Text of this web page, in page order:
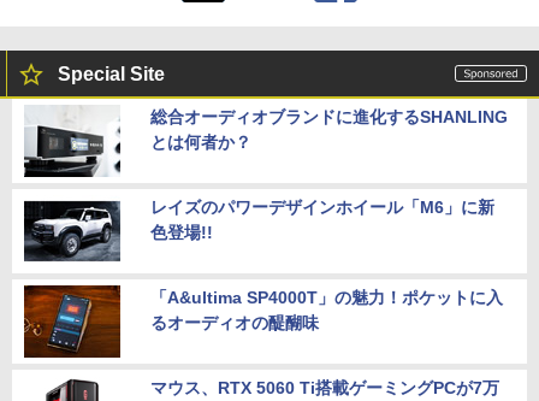
Special Site
総合オーディオブランドに進化するSHANLING
とは何者か？
レイズのパワーデザインホイール「M6」に新
色登場!!
「A&ultima SP4000T」の魅力！ポケットに入
るオーディオの醍醐味
マウス、RTX 5060 Ti搭載ゲーミングPCが7万